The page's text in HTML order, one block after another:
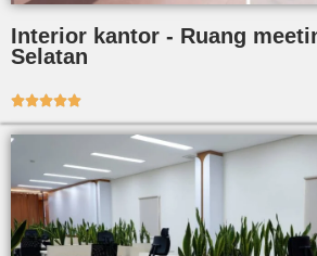
Interior kantor - Ruang
Selatan
